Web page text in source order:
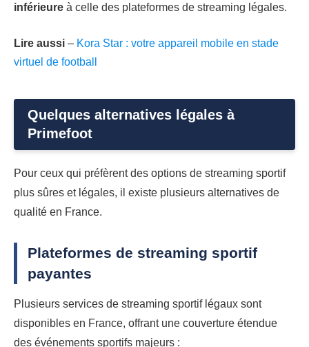
inférieure à celle des plateformes de streaming légales.
Lire aussi – Kora Star : votre appareil mobile en stade
virtuel de football
Quelques alternatives légales à
Primefoot
Pour ceux qui préfèrent des options de streaming sportif
plus sûres et légales, il existe plusieurs alternatives de
qualité en France.
Plateformes de streaming sportif
payantes
Plusieurs services de streaming sportif légaux sont
disponibles en France, offrant une couverture étendue
des événements sportifs majeurs :